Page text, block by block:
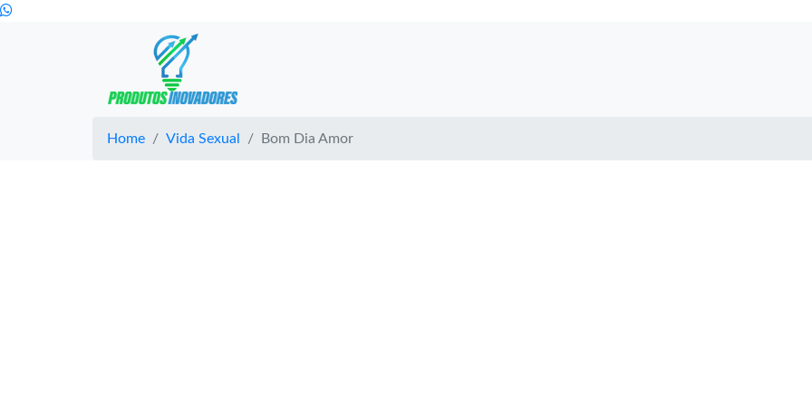
Home Vida Sexual Bom Dia Amor